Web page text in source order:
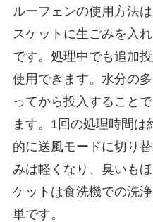
ルーフェンの使用方法
スケットに生ごみを入
です。処理中でも追加
使用できます。水分の
ってから投入すること
ます。1回の処理時間
的に送風モードに切り
みは軽くなり、臭いも
ケットは食洗機での洗
単です。